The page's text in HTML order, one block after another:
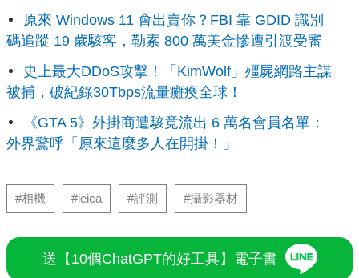
原來 Windows 11 會出賣你？FBI 靠 GDID 識別
碼追蹤 19 歲駭客，勒索 800 萬美金慘遭引渡受審
史上最大DDoS攻擊！「KimWolf」殭屍網路主謀
被捕，破紀錄30Tbps流量癱瘓全球！
《GTA 5》外掛商遭駭竟流出 6 萬名會員名單：
外界驚呼「原來這麼多人在開掛！」
#相機 #leica #評測 #攝影器材
送【10個ChatGPT的好工具】電子書